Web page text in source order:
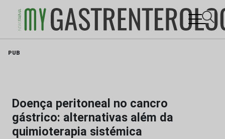
PUB
Doença peritoneal no cancro
gástrico: alternativas além da
quimioterapia sistémica